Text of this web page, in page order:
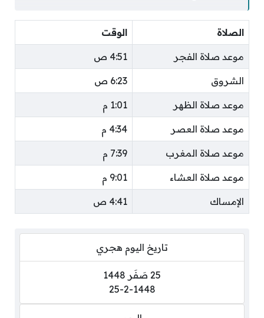
الصلاة الوقت
موعد صلاة الفجر 4:51 ص
الشروق 6:23 ص
موعد صلاة الظهر 1:01 م
موعد صلاة العصر 4:34 م
موعد صلاة المغرب 7:39 م
موعد صلاة العشاء 9:01 م
الإمساك 4:41 ص
تاريخ اليوم هجري
25 صَفَر 1448
25-2-1448